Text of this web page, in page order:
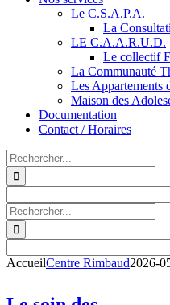
Le C.S.A.P.A.
La
LE C.A.A.R.U.D.
Le collectif
La Communauté
Les Appartements
Maison des
Documentation
Contact / Horaires
Rechercher:
Rechercher:
AccueilCentre Rimbaud2026-